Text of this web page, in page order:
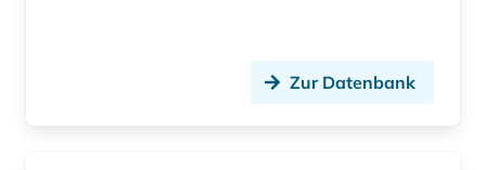
Zur Datenbank